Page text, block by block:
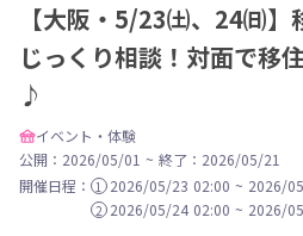
【大阪・5/23㈯、24㈰
じっくり相談！対面で移
♪
イベント・体験
公開：2026/05/01 ~ 終了：2026/05/21
開催日程： 1 2026/05/23 02:00 ~ 2026/
2 2026/05/24 02:00 ~ 2026/